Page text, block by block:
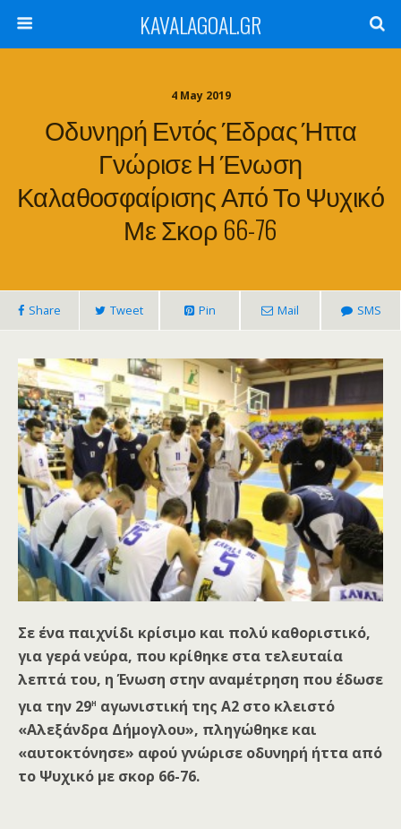
KAVALAGOAL.GR
4 May 2019
Οδυνηρή Εντός Έδρας Ήττα
Γνώρισε Η Ένωση
Καλαθοσφαίρισης Από Το Ψυχικό
Με Σκορ 66-76
Share Tweet Pin Mail SMS
Σε ένα παιχνίδι κρίσιμο και πολύ καθοριστικό,
για γερά νεύρα, που κρίθηκε στα τελευταία
λεπτά του, η Ένωση στην αναμέτρηση που έδωσε
για την 29η αγωνιστική της Α2 στο κλειστό
«Αλεξάνδρα Δήμογλου», πληγώθηκε και
«αυτοκτόνησε» αφού γνώρισε οδυνηρή ήττα από
το Ψυχικό με σκορ 66-76.